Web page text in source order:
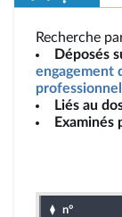
Recherche
Déposés
engagement
Liés au
Examinés
n°